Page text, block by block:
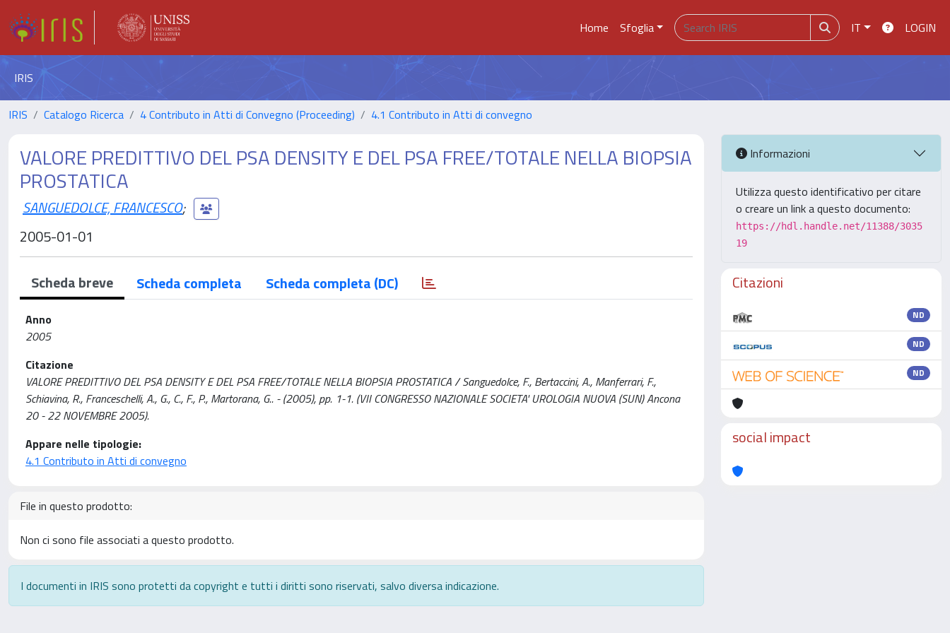
Home Sfoglia IT LOGIN
IRIS
IRIS Catalogo Ricerca 4 Contributo in Atti di Convegno (Proceeding) 4.1 Contributo in Atti di convegno
VALORE PREDITTIVO DEL PSA DENSITY E DEL PSA FREE/TOTALE NELLA BIOPSIA
PROSTATICA
SANGUEDOLCE, FRANCESCO;
2005-01-01
Scheda breve Scheda completa Scheda completa (DC)
Anno
2005
Citazione
VALORE PREDITTIVO DEL PSA DENSITY E DEL PSA FREE/TOTALE NELLA BIOPSIA PROSTATICA / Sanguedolce, F., Bertaccini, A., Manferrari, F.,
Schiavina, R., Franceschelli, A., G., C., F., P., Martorana, G.. - (2005), pp. 1-1. (VII CONGRESSO NAZIONALE SOCIETA' UROLOGIA NUOVA (SUN) Ancona
20 - 22 NOVEMBRE 2005).
Appare nelle tipologie:
4.1 Contributo in Atti di convegno
File in questo prodotto:
Non ci sono file associati a questo prodotto.
I documenti in IRIS sono protetti da copyright e tutti i diritti sono riservati, salvo diversa indicazione.
Informazioni
Utilizza questo identificativo per citare
o creare un link a questo documento:
https://hdl.handle.net/11388/3035
19
Citazioni
ND
ND
ND
social impact